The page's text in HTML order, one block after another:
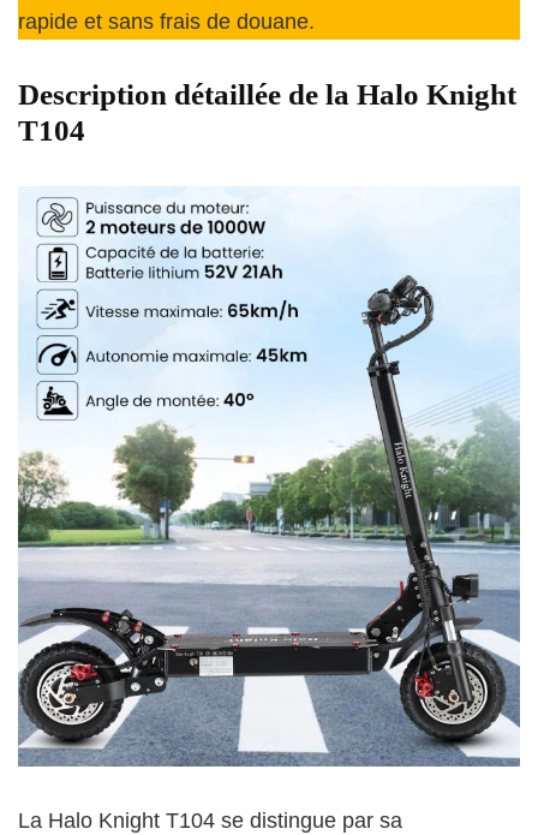
rapide et sans frais de douane.
Description détaillée de la Halo Knight
T104
La Halo Knight T104 se distingue par sa